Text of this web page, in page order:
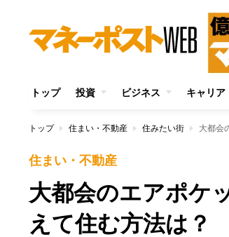
トップ 投資 ビジネス キャリア
トップ 住まい・不動産 住みたい街 大都会
住まい・不動産
大都会のエアポケ
えて住む方法は？